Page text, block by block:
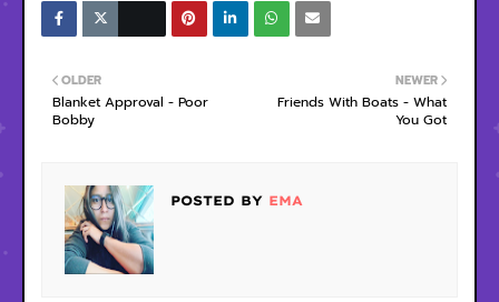
NEWER
Friends With Boats - What
You Got
OLDER
Blanket Approval - Poor
Bobby
POSTED BY EMA